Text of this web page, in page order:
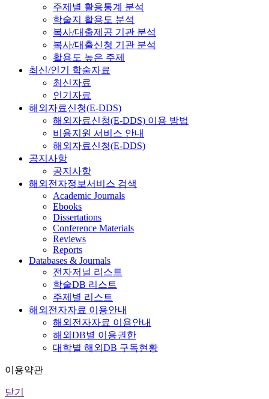
주제별 활용통계 분석
학술지 활용도 분석
복사/대출제공 기관 분석
복사/대출신청 기관 분석
활용도 높은 주제
최신/인기 학술자료
최신자료
인기자료
해외자료신청(E-DDS)
해외자료신청(E-DDS) 이용 방법
비용지원 서비스 안내
해외자료신청(E-DDS)
공지사항
공지사항
해외전자정보서비스 검색
Academic Journals
Ebooks
Dissertations
Conference Materials
Reviews
Reports
Databases & Journals
전자저널 리스트
학술DB 리스트
주제별 리스트
해외전자자료 이용안내
해외전자자료 이용안내
해외DB별 이용권한
대학별 해외DB 구독현황
이용약관
닫기